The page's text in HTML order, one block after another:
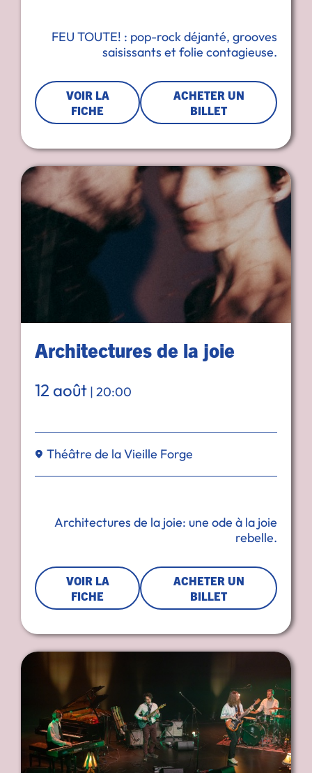
FEU TOUTE! : pop-rock déjanté, grooves
saisissants et folie contagieuse.
VOIR LA
FICHE
ACHETER UN
BILLET
Architectures de la joie
12 août | 20:00
Théâtre de la Vieille Forge
Architectures de la joie: une ode à la joie
rebelle.
VOIR LA
FICHE
ACHETER UN
BILLET